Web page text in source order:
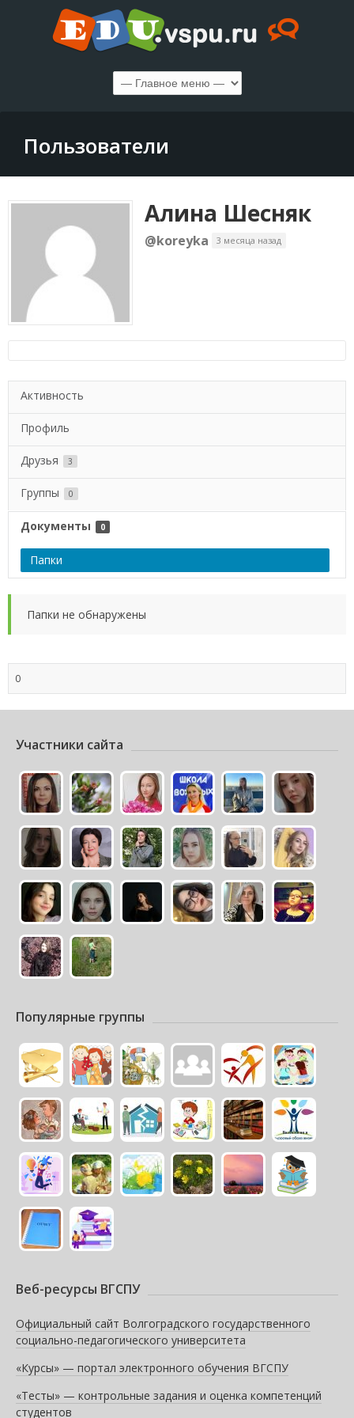
Пользователи
Алина Шесняк
@koreyka 3 месяца назад
Активность
Профиль
Друзья 3
Группы 0
Документы 0
Папки
Папки не обнаружены
0
Участники сайта
Популярные группы
Веб-ресурсы ВГСПУ
Официальный сайт Волгоградского государственного
социально-педагогического университета
«Курсы» — портал электронного обучения ВГСПУ
«Тесты» — контрольные задания и оценка компетенций
студентов